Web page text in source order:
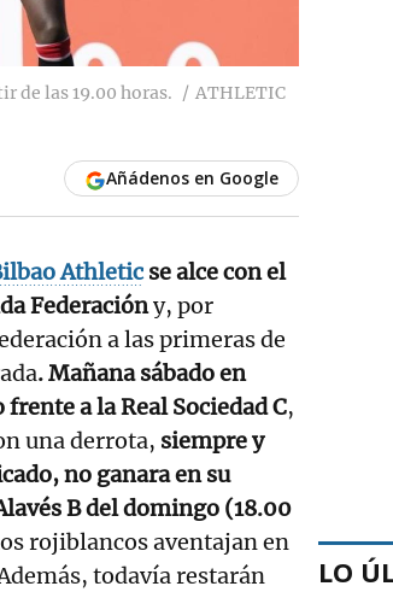
de las 19.00 horas.
ATHLETIC
Añádenos en Google
Athleticse alce con el
Federacióny, por
a las primeras de
. Mañana sábado en
a la Real Sociedad C,
una derrota, siempre y
no ganara en su
B del domingo (18.00
rojiblancos aventajan en
todavía restarán
LO